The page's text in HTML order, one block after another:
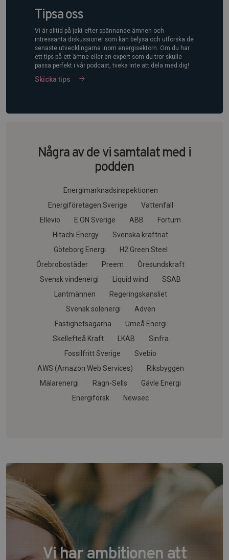
Tipsa oss
Vi är alltid på jakt efter spännande ämnen och
intressanta diskussioner som kan belysa och utforska de
senaste utvecklingarna inom energisektorn. Om du har
ett tips på ett ämne eller en expert som du tror skulle
passa perfekt i vår podcast, tveka inte att dela med dig!
Skicka tips
Några av de vi samtalat med i
podden
Energimarknadsinspektionen
Energiföretagen Sverige
Vattenfall
Ellevio
E.ON Sverige ABB
Fortum
Hitachi Energy
Svenska kraftnät
Göteborg Energi
H2 Green Steel
Örebrobostäder
Preem
Öresundskraft
Svensk vindenergi
Liquid wind
SSAB
Lantmännen
Regeringskansliet
Svensk solenergi
Adven
Fastighetsägarna
Umeå Energi
Skellefteå Kraft
LKAB
Sinfra
Fossilfritt Sverige
Svebio
AWS (Amazon Web Services)
Riksbyggen
Mälarenergi
Ragn-Sells
Gävle Energi
Energiforsk
Newsec
Vi har ambitionen att